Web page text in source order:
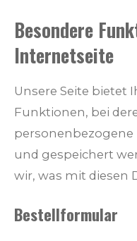
Besondere
Internetseite
Unsere Seite bietet
Funktionen, bei
und gespeichert
wir, was mit diesen
Bestellformular